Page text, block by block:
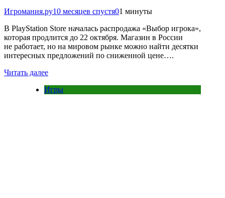
Игромания.ру10 месяцев спустя01 минуты
В PlayStation Store началась распродажа «Выбор игрока»,
которая продлится до 22 октября. Магазин в России
не работает, но на мировом рынке можно найти десятки
интересных предложений по сниженной цене….
Читать далее
Игры